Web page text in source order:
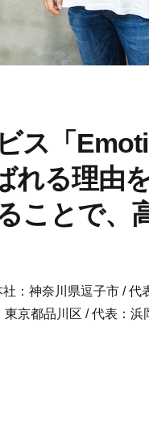
ス「
れる理由
ことで、
：神奈川県逗子市 /
京都品川区 / 代表：浜